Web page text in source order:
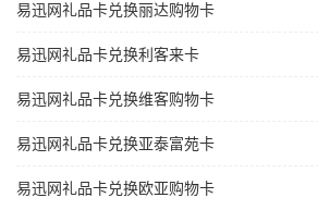
易迅网礼品卡兑换丽达购物卡
易迅网礼品卡兑换利客来卡
易迅网礼品卡兑换维客购物卡
易迅网礼品卡兑换亚泰富苑卡
易迅网礼品卡兑换欧亚购物卡